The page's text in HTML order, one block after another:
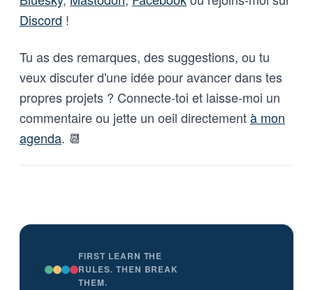
Discord !
Tu as des remarques, des suggestions, ou tu
veux discuter d'une idée pour avancer dans tes
propres projets ? Connecte-toi et laisse-moi un
commentaire ou jette un oeil directementà mon
agenda. 📆
FIRST LEARN THE
RULES. THEN BREAK
THEM.